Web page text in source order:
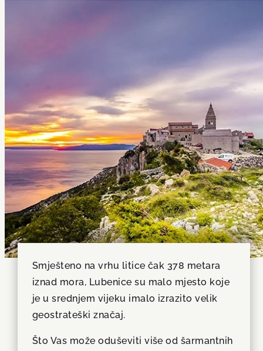
Smješteno na vrhu litice čak 378 metara
iznad mora, Lubenice su malo mjesto koje
je u srednjem vijeku imalo izrazito velik
geostrateški značaj.
Što Vas može oduševiti više od šarmantnih